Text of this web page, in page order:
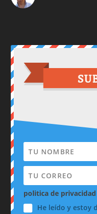
politica de privacidad
He leído y estoy